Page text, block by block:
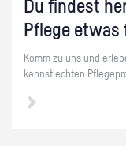
Du fin­dest
Pfle­ge
Komm zu uns und
kannst ech­ten